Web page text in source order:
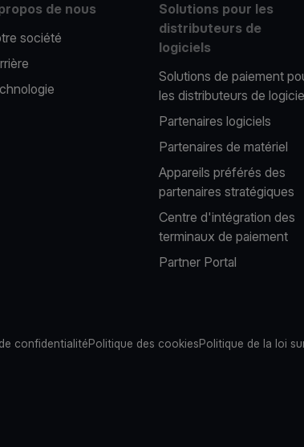
de nous
société
Solutions pour les
distributeurs de
logiciels
Solutions de paiement
les distributeurs de
Partenaires logiciels
Partenaires de matériel
Appareils préférés des
partenaires stratégiques
Centre d'intégration des
terminaux de paiement
Partner Portal
confidentialitéPolitique des cookiesPolitique de la loi